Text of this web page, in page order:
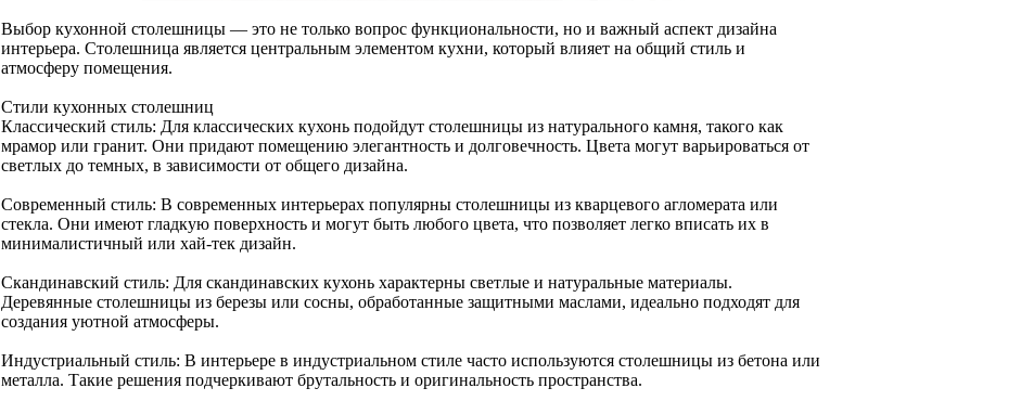
Выбор кухонной столешницы — это не только вопрос функциональности, но и важный аспект дизайна
интерьера. Столешница является центральным элементом кухни, который влияет на общий стиль и
атмосферу помещения.
Стили кухонных столешниц
Классический стиль: Для классических кухонь подойдут столешницы из натурального камня, такого как
мрамор или гранит. Они придают помещению элегантность и долговечность. Цвета могут варьироваться от
светлых до темных, в зависимости от общего дизайна.
Современный стиль: В современных интерьерах популярны столешницы из кварцевого агломерата или
стекла. Они имеют гладкую поверхность и могут быть любого цвета, что позволяет легко вписать их в
минималистичный или хай-тек дизайн.
Скандинавский стиль: Для скандинавских кухонь характерны светлые и натуральные материалы.
Деревянные столешницы из березы или сосны, обработанные защитными маслами, идеально подходят для
создания уютной атмосферы.
Индустриальный стиль: В интерьере в индустриальном стиле часто используются столешницы из бетона или
металла. Такие решения подчеркивают брутальность и оригинальность пространства.